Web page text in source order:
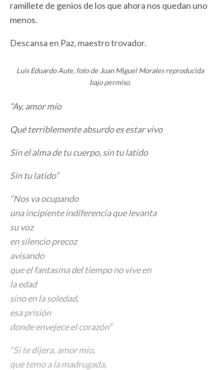
ramillete de genios de los que ahora nos quedan uno
menos.
Descansa en Paz, maestro trovador.
Luis Eduardo Aute, foto de Juan Miguel Morales reproducida
bajo permiso.
“Ay, amor mío
Qué terriblemente absurdo es estar vivo
Sin el alma de tu cuerpo, sin tu latido
Sin tu latido”
“Nos va ocupando
una incipiente indiferencia que levanta
su voz
en silencio precoz
avisando
que el fantasma del tiempo no vive en
la edad
sino en la soledad,
esa prisión
donde envejece el corazón”
“Si te dijera, amor mío,
que temo a la madrugada,